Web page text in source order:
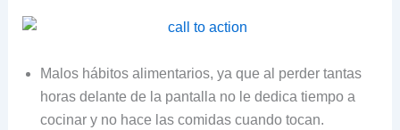
Malos hábitos alimentarios, ya que al perder tantas
horas delante de la pantalla no le dedica tiempo a
cocinar y no hace las comidas cuando tocan.